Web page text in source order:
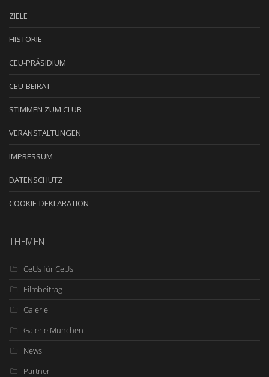
ZIELE
HISTORIE
CEU-PRÄSIDIUM
CEU-BEIRAT
STIMMEN ZUM CLUB
VERANSTALTUNGEN
IMPRESSUM
DATENSCHUTZ
COOKIE-DEKLARATION
THEMEN
CeUs für CeUs
Filmbeitrag
Galerie
Galerie München
News
Partner